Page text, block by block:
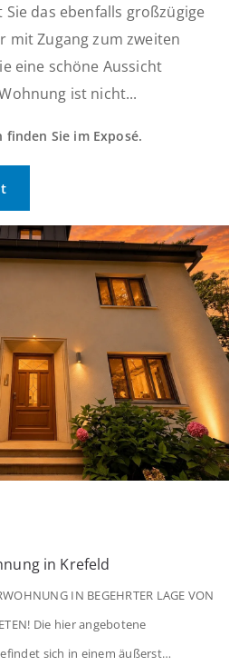
das ebenfalls großzügige
mit Zugang zum zweiten
eine schöne Aussicht
ist nicht...
Sie im Exposé.
in Krefeld
IN BEGEHRTER LAGE VON
Die hier angebotene
sich in einem äußerst